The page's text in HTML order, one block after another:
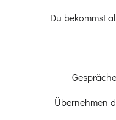
Du bekommst
Übernehmen